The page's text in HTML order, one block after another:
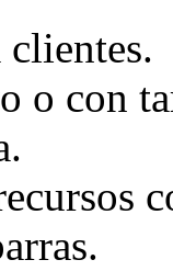
o con